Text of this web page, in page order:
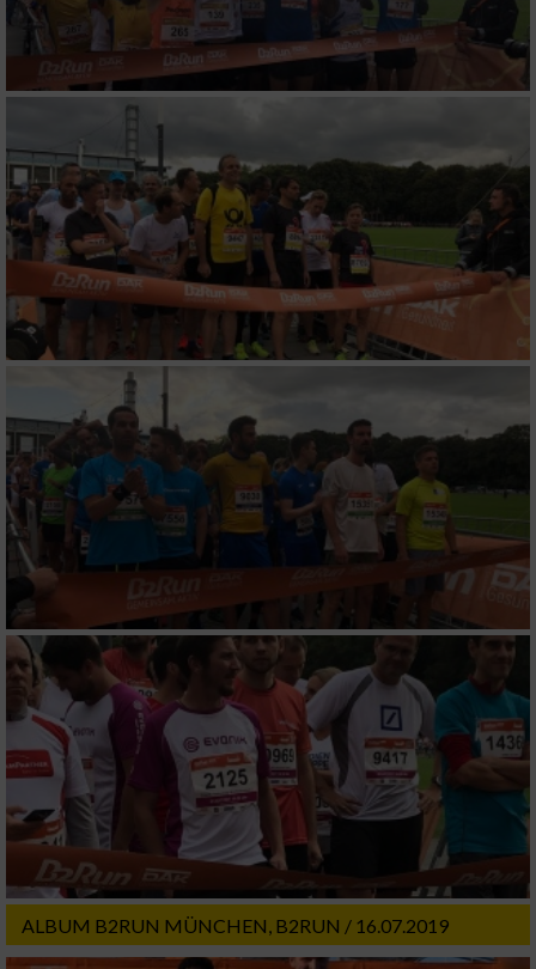
ALBUM B2RUN MÜNCHEN, B2RUN / 16.07.2019
Erstellung von Profilen zur Personalisierung
von Inhalten
Verwendung von Profilen zur Auswahl
personalisierter Inhalte
Messung der Werbeleistung
Messung der Performance von Inhalten
Analyse von Zielgruppen durch Statistiken
oder Kombinationen von Daten aus
verschiedenen Quellen
Entwicklung und Verbesserung der Angebote
Verwendung reduzierter Daten zur Auswahl
von Inhalten
IAB-Besonderheiten:
Verwendung genauer Standortdaten
Geräte anhand von aktiv angeforderten
Informationen identifizieren
Nicht-IAB-Verarbeitungszwecke:
Notwendig
Performance